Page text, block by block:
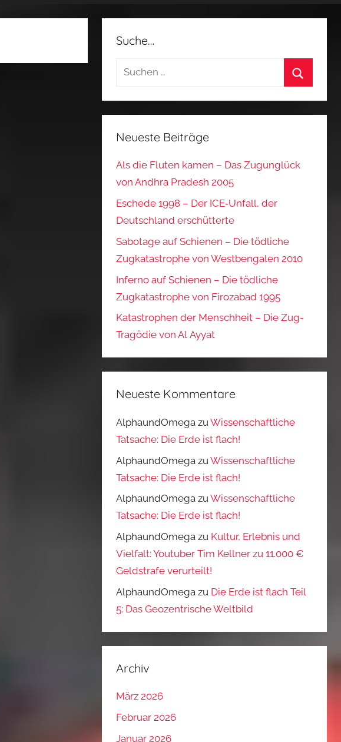
Suche…
Suchen
Neueste Beiträge
Als die Fluten kamen – Das Zugunglück
von Andhra Pradesh 2005
Eschede 1998 – Der ICE‑Unfall, der
Deutschland erschütterte
Sabotage auf Schienen – Die tödliche
Zugkatastrophe von Westbengalen 2010
Inferno auf Schienen – Die tödliche
Zugkatastrophe von Firozabad 1995
Katastrophen der Menschheit – Die Zug-
Tragödie von Al Ayyat
Neueste Kommentare
AlphaundOmega zuWissenschaftliche
Tatsache: Die Erde ist flach!
AlphaundOmega zuWissenschaftliche
Tatsache: Die Erde ist flach!
AlphaundOmega zuWissenschaftliche
Tatsache: Die Erde ist flach!
AlphaundOmega zu Kultur, Erlebnis und
Vielfalt: Youtuber Tim Kellner zu 11.000 €
Geldstrafe verurteilt!
AlphaundOmega zu Die Erde ist flach Teil
5: Das Geozentrische Weltbild
Archiv
März 2026
Februar 2026
Januar 2026